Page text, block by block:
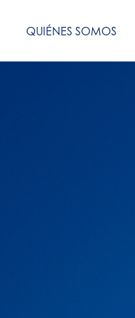
QUIÉNES SOMOS